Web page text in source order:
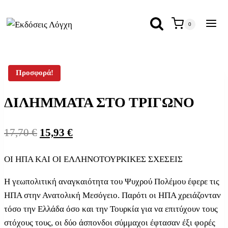
to
0
Προσφορά!
ΔΙΛΗΜΜΑΤΑ ΣΤΟ ΤΡΙΓΩΝΟ
17,70€ Original
17,70 €.
15,93 €Η
είναι:
15,93 €.
ΟΙ ΗΠΑ ΚΑΙ ΟΙ ΕΛΛΗΝΟΤΟΥΡΚΙΚΕΣ ΣΧΕΣΕΙΣ
Η γεωπολιτική αναγκαιότητα του Ψυχρού Πολέμου έφερε τις
ΗΠΑ στην Ανατολική Μεσόγειο. Παρότι οι ΗΠΑ χρειάζονταν
τόσο την Ελλάδα όσο και την Τουρκία για να επιτύχουν τους
στόχους τους, οι δύο άσπονδοι σύμμαχοι έφτασαν έξι φορές